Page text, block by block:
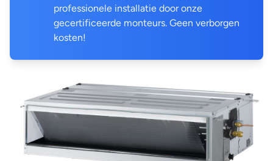
professionele installatie door onze
gecertificeerde monteurs. Geen verborgen
kosten!